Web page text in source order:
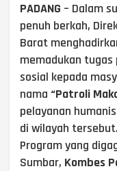
PADANG – Dalam
penuh berkah,
Barat
memadukan tugas
sosial kepada
nama “Patroli
pelayanan
di wilayah tersebut.
Program yang
Sumbar, Kombes